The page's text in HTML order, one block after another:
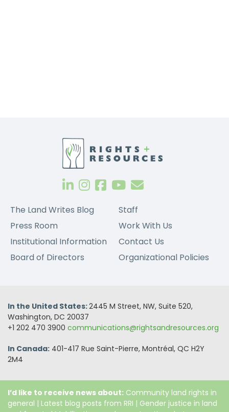
The Land Writes Blog
Press Room
Institutional Information
Board of Directors
Staff
Work With Us
Contact Us
Organizational Policies
In the United States:2445 M Street, NW, Suite 520,
Washington, DC 20037
+1 202 470 3900 communications@rightsandresources.org
In Canada: 401-417 Rue Saint-Pierre, Montréal, QC H2Y
2M4
I’d like to receive news about: Community land rights in
general | Latest blog posts from RRI | Gender justice in land